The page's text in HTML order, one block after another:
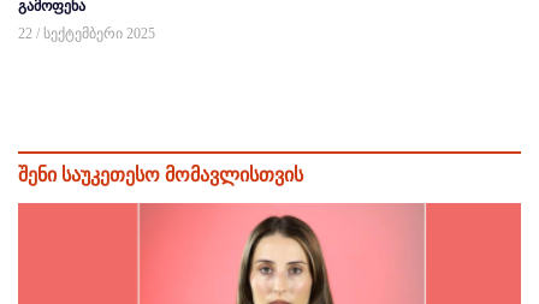
გამოფენა
22 / სექტემბერი 2025
შენი საუკეთესო მომავლისთვის